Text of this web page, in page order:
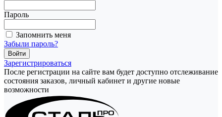
Пароль
Запомнить меня
Забыли пароль?
Зарегистрироваться
После регистрации на сайте вам будет доступно отслеживание
состояния заказов, личный кабинет и другие новые
возможности